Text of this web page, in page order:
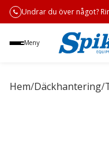
Undrar du över något?
Meny
Hem/Däckhantering/